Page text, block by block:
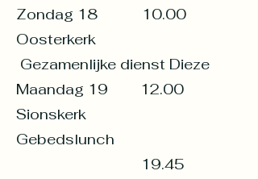
Zondag 18 10.00
Oosterkerk
Gezamenlijke dienst Dieze
Maandag 19 12.00
Sionskerk
Gebedslunch
19.45